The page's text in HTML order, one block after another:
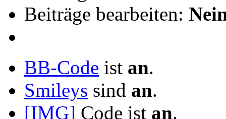
Beiträge bearbeiten:
BB-Code ist an.
Smileys sind an.
[IMG] Code ist an.